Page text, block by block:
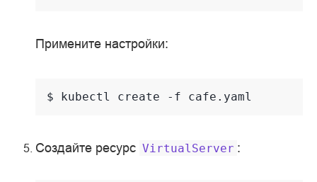
Примените настройки:
$ kubectl create -f
Создайте ресурс VirtualServer :